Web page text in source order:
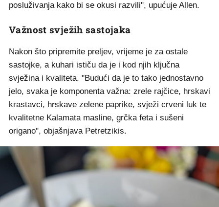
posluživanja kako bi se okusi razvili", upućuje Allen.
Važnost svježih sastojaka
Nakon što pripremite preljev, vrijeme je za ostale
sastojke, a kuhari ističu da je i kod njih ključna
svježina i kvaliteta. "Budući da je to tako jednostavno
jelo, svaka je komponenta važna: zrele rajčice, hrskavi
krastavci, hrskave zelene paprike, svježi crveni luk te
kvalitetne Kalamata masline, grčka feta i sušeni
origano", objašnjava Petretzikis.